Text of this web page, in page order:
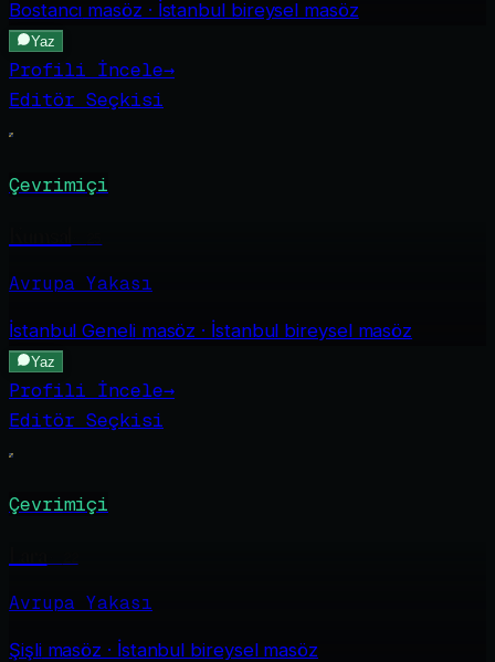
Bostancı masöz · İstanbul bireysel masöz
Yaz
Profili İncele→
Editör Seçkisi
Çevrimiçi
Avrupa Yakası
İstanbul Genelimasöz · İstanbul bireysel masöz
Yaz
Profili İncele→
Editör Seçkisi
Çevrimiçi
Avrupa Yakası
Şişlimasöz · İstanbul bireysel masöz